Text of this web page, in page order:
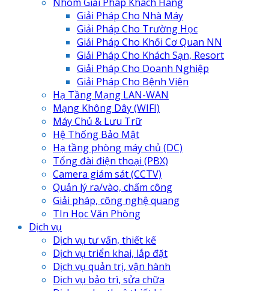
Giải Pháp Cho Nhà Máy
Giải Pháp Cho Trường Học
Giải Pháp Cho Khối Cơ Quan NN
Giải Pháp Cho Khách Sạn, Resort
Giải Pháp Cho Doanh Nghiệp
Giải Pháp Cho Bệnh Viện
Hạ Tầng Mạng LAN-WAN
Mạng Không Dây (WIFI)
Máy Chủ & Lưu Trữ
Hệ Thống Bảo Mật
Hạ tầng phòng máy chủ (DC)
Tổng đài điện thoại (PBX)
Camera giám sát (CCTV)
Quản lý ra/vào, chấm công
Giải pháp, công nghệ quang
TIn Học Văn Phòng
Dịch vụ
Dịch vụ tư vấn, thiết kế
Dịch vụ triển khai, lắp đặt
Dịch vụ quản trị, vận hành
Dịch vụ bảo trì, sửa chữa